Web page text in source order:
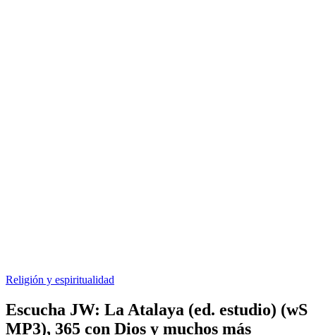
Religión y espiritualidad
Escucha JW: La Atalaya (ed. estudio) (wS
MP3), 365 con Dios y muchos más